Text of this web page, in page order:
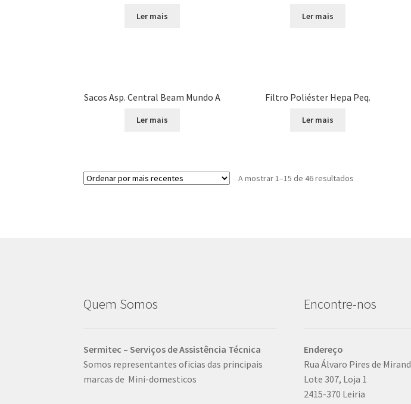
Ler mais Ler mais
Sacos Asp. Central Beam Mundo A
Ler mais
Filtro Poliéster Hepa Peq.
Ler mais
A mostrar 1–15 de 46 resultados
Quem Somos
Sermitec – Serviços de Assistência Técnica
Somos representantes oficias das principais
marcas de Mini-domesticos
Encontre-nos
Endereço
Rua Álvaro Pires de
Lote 307, Loja 1
2415-370 Leiria